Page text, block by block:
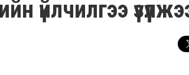
үйлчилгээ